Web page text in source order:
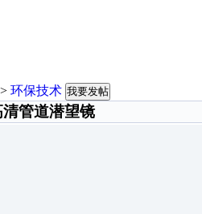
> 环保技术 我要发帖
管道潜望镜